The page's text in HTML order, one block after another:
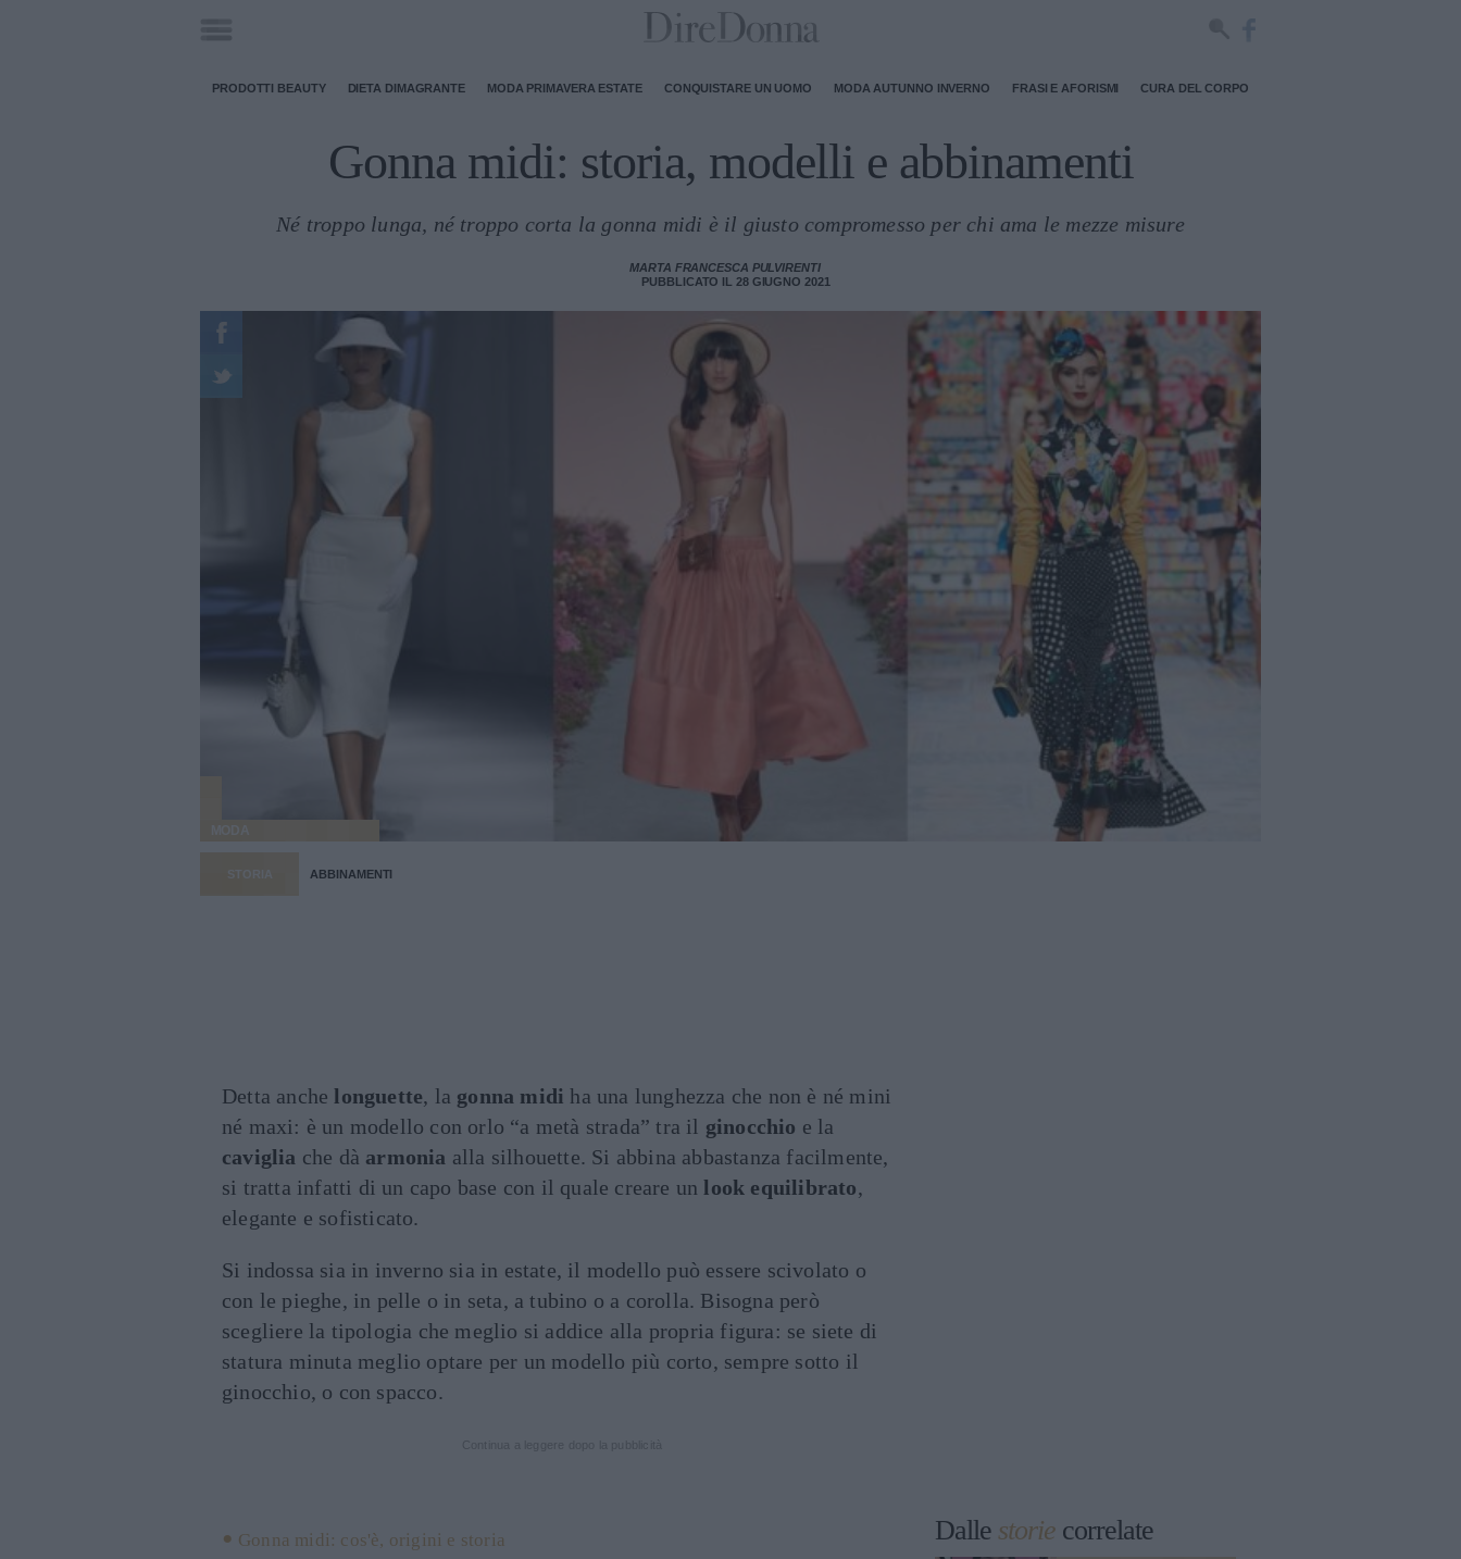
PRODOTTI BEAUTY DIETA DIMAGRANTE MODA PRIMAVERA ESTATE CONQUISTARE UN UOMO MODA AUTUNNO INVERNO FRASI E AFORISMI CURA DEL CORPO
Gonna midi: storia, modelli e abbinamenti
Né troppo lunga, né troppo corta la gonna midi è il giusto compromesso per chi ama le mezze misure
MARTA FRANCESCA PULVIRENTI
PUBBLICATO IL 28 GIUGNO 2021
MODA
STORIA ABBINAMENTI
Detta anche longuette, la gonna midi ha una lunghezza che non è né mini
né maxi: è un modello con orlo “a metà strada” tra il ginocchio e la
caviglia che dà armonia alla silhouette. Si abbina abbastanza facilmente,
si tratta infatti di un capo base con il quale creare un look equilibrato,
elegante e sofisticato.
Si indossa sia in inverno sia in estate, il modello può essere scivolato o
con le pieghe, in pelle o in seta, a tubino o a corolla. Bisogna però
scegliere la tipologia che meglio si addice alla propria figura: se siete di
statura minuta meglio optare per un modello più corto, sempre sotto il
ginocchio, o con spacco.
Gonna midi: cos'è, origini e storia
Dalle storie correlate